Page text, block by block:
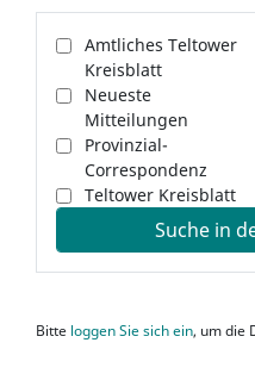
Amtliches Teltower
Kreisblatt
Neueste
Mitteilungen
Provinzial-
Correspondenz
Teltower Kreisblatt
Suche in
Bitte loggen Sie sich ein, um die